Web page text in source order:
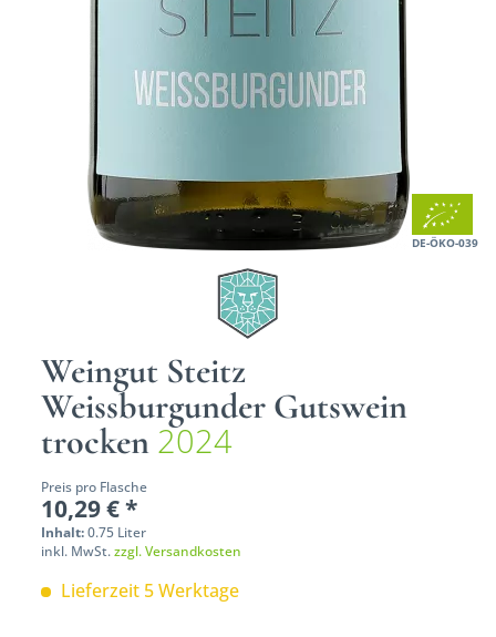
DE-ÖKO-039
Weingut Steitz
Weissburgunder Gutswein
trocken 2024
Preis pro Flasche
10,29 € *
Inhalt:0.75 Liter
inkl. MwSt.zzgl. Versandkosten
Lieferzeit 5 Werktage